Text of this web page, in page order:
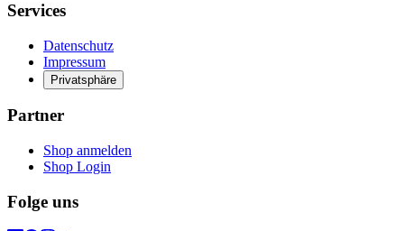
Services
Datenschutz
Impressum
Privatsphäre
Partner
Shop anmelden
Shop Login
Folge uns